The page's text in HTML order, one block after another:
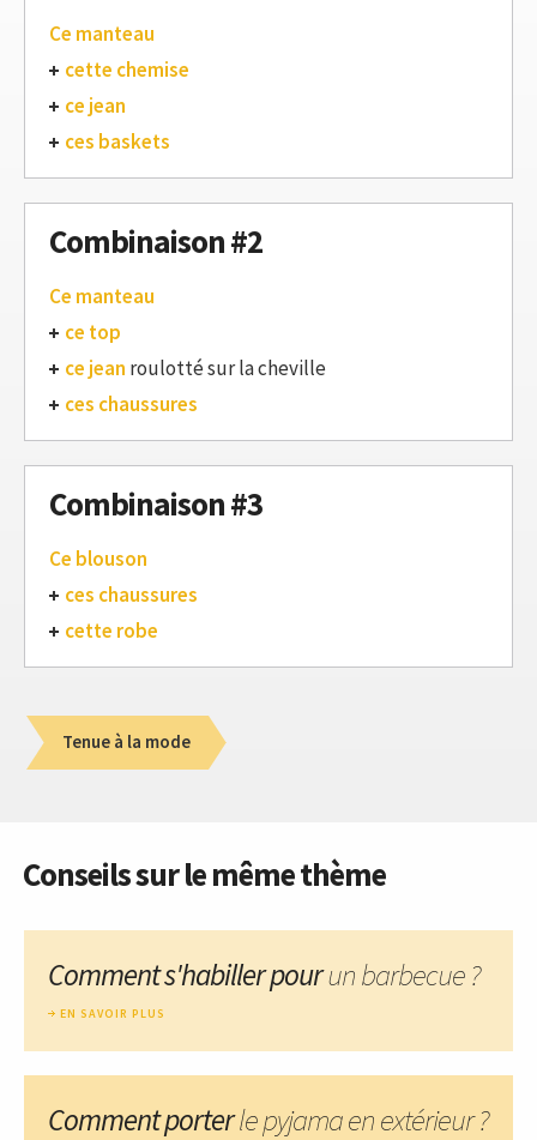
Ce manteau
cette chemise
ce jean
ces baskets
Combinaison #2
Ce manteau
ce top
ce jean roulotté sur la cheville
ces chaussures
Combinaison #3
Ce blouson
ces chaussures
cette robe
Tenue à la mode
Conseils sur le même thème
Comment s'habiller pourun barbecue ?
EN SAVOIR PLUS
Comment porterle pyjama en extérieur ?